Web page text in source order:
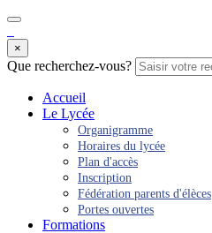
×
Que recherchez-vous?
Accueil
Le Lycée
Organigramme
Horaires du lycée
Plan d'accès
Inscription
Fédération parents d'élèces
Portes ouvertes
Formations